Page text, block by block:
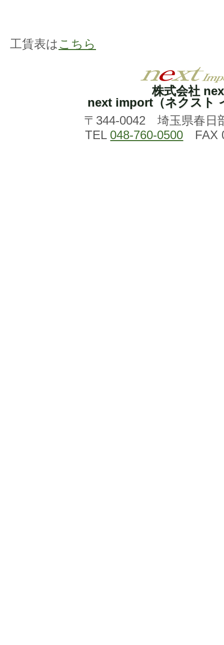
工賃表は こちら
株式会社
next import（ネクスト
〒344-0042 埼玉県春日
TEL 048-760-0500 FAX